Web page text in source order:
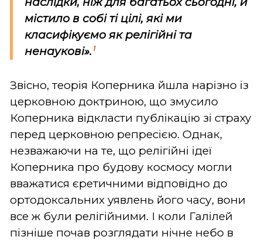
містило в собі ті цілі, які ми
класифікуємо як релігійні та
ненаукові». 1
Звісно, теорія Коперника йшла нарізно із
церковною доктриною, що змусило
Коперника відкласти публікацію зі страху
перед церковною репресією. Однак,
незважаючи на те, що релігійні ідеї
Коперника про будову космосу могли
вважатися єретичними відповідно до
ортодоксальних уявлень його часу, вони
все ж були релігійними. І коли Галілей
пізніше почав розглядати нічне небо в